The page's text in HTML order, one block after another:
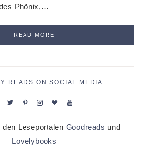
Phönix,…
READ MORE
READS ON SOCIAL MEDIA
den Leseportalen Goodreads und
Lovelybooks